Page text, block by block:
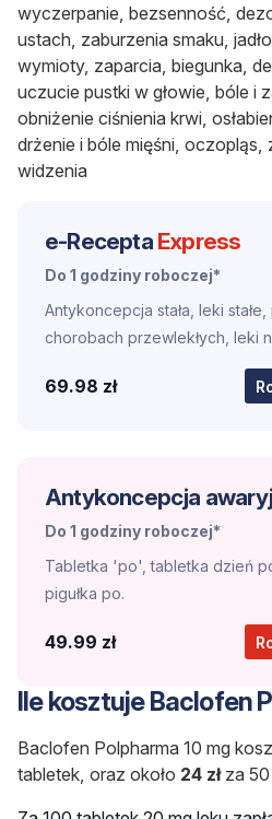
wyczerpanie, bezsenność,
ustach, zaburzenia smaku,
wymioty, zaparcia, biegunka,
uczucie pustki w głowie, bóle i
obniżenie ciśnienia krwi,
drżenie i bóle mięśni, oczopląs,
widzenia
e-Recepta Express
Do 1 godziny roboczej*
Antykoncepcja stała, leki
chorobach przewlekłych, leki
69.98 zł
Antykoncepcja
Do 1 godziny roboczej*
Tabletka 'po', tabletka dzień
pigułka po.
49.99 zł
Ile kosztuje Baclofen
Baclofen Polpharma 10 mg
tabletek, oraz około 24 zł za